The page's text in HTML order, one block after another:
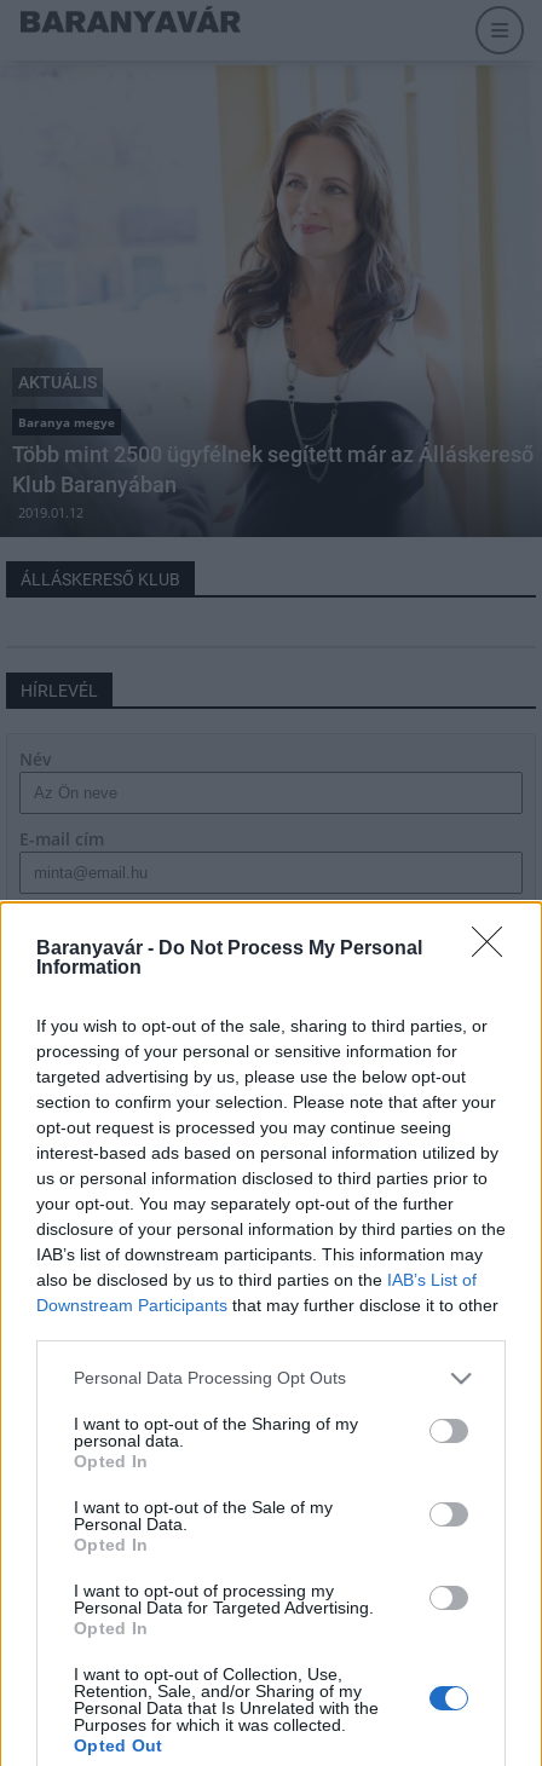
Baranyavár - Do Not Process My Personal
Information
If you wish to opt-out of the sale, sharing to third parties, or
processing of your personal or sensitive information for
targeted advertising by us, please use the below opt-out
section to confirm your selection. Please note that after your
opt-out request is processed you may continue seeing
interest-based ads based on personal information utilized by
us or personal information disclosed to third parties prior to
your opt-out. You may separately opt-out of the further
disclosure of your personal information by third parties on the
IAB’s list of downstream participants. This information may
also be disclosed by us to third parties on the IAB’s List of
Downstream Participants that may further disclose it to other
Please note that this website/app uses one or more Google
not limited to your visit or usage behaviour. You may click to
grant or deny consent to Google and its third-party tags to
use your data for below specified purposes in below Google
consent section.
Personal Data Processing Opt Outs
I want to opt-out of the Sharing of my
personal data.
Opted In
I want to opt-out of the Sale of my
Personal Data.
Opted In
I want to opt-out of processing my
Personal Data for Targeted Advertising.
Opted In
I want to opt-out of Collection, Use,
Retention, Sale, and/or Sharing of my
Personal Data that Is Unrelated with the
Purposes for which it was collected.
Opted Out
AKTUÁLIS
Baranya megye
Több mint 2500 ügyfélnek segített már az Álláskereső
Klub Baranyában
2019.01.12
ÁLLÁSKERESŐ KLUB
HÍRLEVÉL
Név
E-mail cím
szabályzatot!
HÍRDETÉS
LEGFRISSEBB
Országos hírek
Megérkezett az eső a Duna vízgyűjtőjére
Helyi hírek
másodfokúra csökken a riasztás
Országos hírek
Egyetem
HÍRDETÉS